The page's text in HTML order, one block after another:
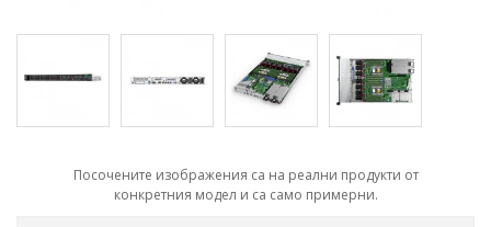
Посочените изображения са на реални продукти от
конкретния модел и са само примерни.